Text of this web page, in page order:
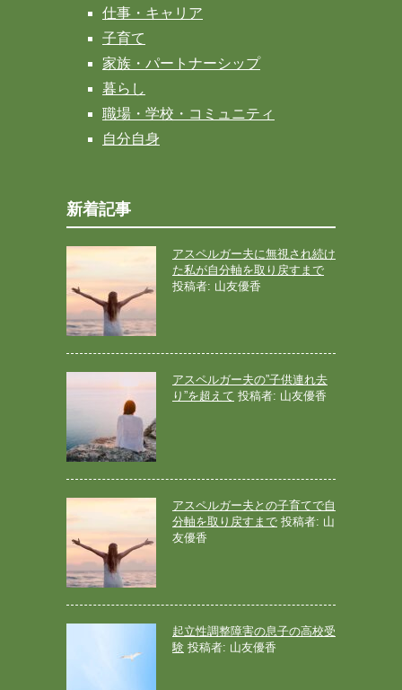
仕事・キャリア
子育て
家族・パートナーシップ
暮らし
職場・学校・コミュニティ
自分自身
新着記事
アスペルガー夫に無視され続け
た私が自分軸を取り戻すまで
投稿者: 山友優香
アスペルガー夫の”子供連れ去
り”を超えて 投稿者: 山友優香
アスペルガー夫との子育てで自
分軸を取り戻すまで 投稿者: 山
友優香
起立性調整障害の息子の高校受
験 投稿者: 山友優香